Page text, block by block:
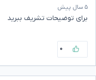
۵ سال پیش
برای توضیحات تشریف ببرید
۰